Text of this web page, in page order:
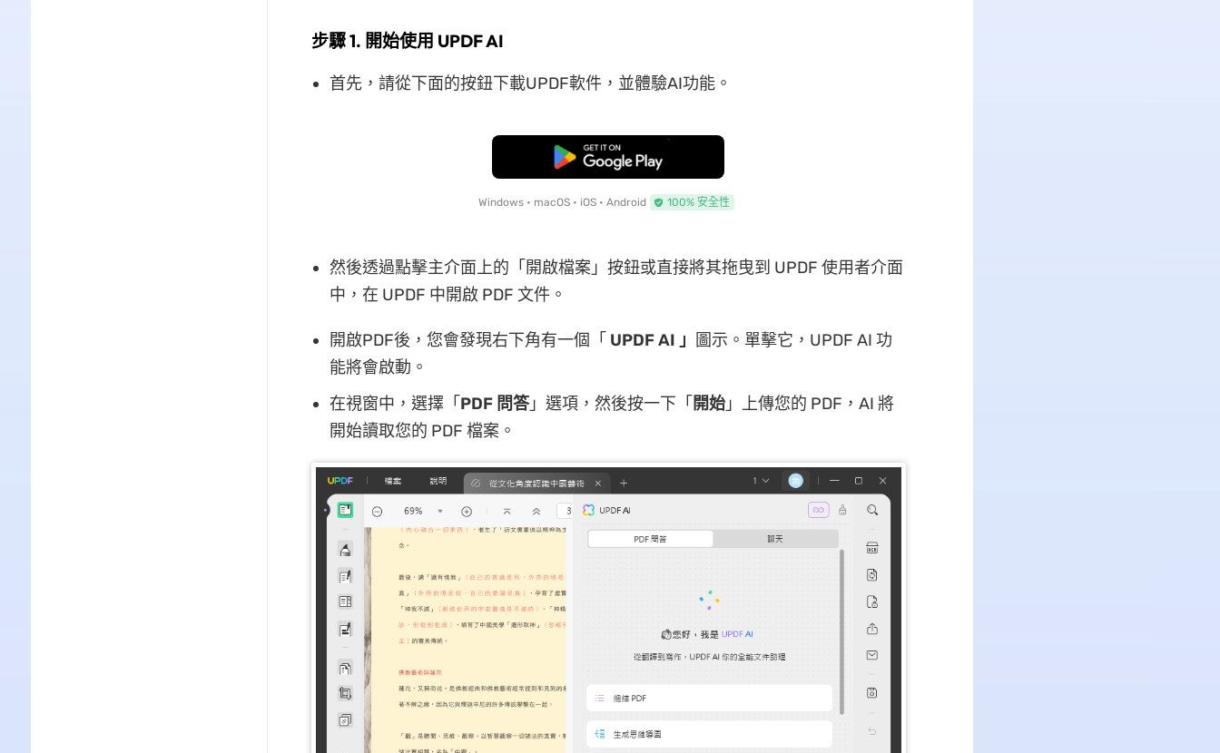
步驟 1. 開始使用 UPDF AI
首先，請從下面的按鈕下載UPDF軟件，並體驗AI功能。
免費下載
Windows • macOS • iOS • Android 100% 安全性
然後透過點擊主介面上的「開啟檔案」按鈕或直接將其拖曳到 UPDF 使用者介面
中，在 UPDF 中開啟 PDF 文件。
開啟PDF後，您會發現右下角有一個「 UPDF AI 」
圖示。單擊它，UPDF AI 功
能將會啟動。
在視窗中，選擇「 PDF 問答」選項，然後按一下「 開始」上傳您的 PDF，AI 將
開始讀取您的 PDF 檔案。